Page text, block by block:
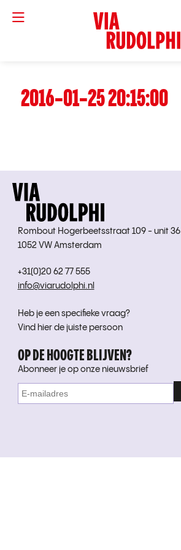
2016-01-25 20:15:00
Rombout Hogerbeetsstraat 109 - unit 36
1052 VW Amsterdam
+31(0)20 62 77 555
info@viarudolphi.nl
Heb je een specifieke vraag?
Vind hier de juiste persoon
OP DE HOOGTE BLIJVEN?
Abonneer je op onze nieuwsbrief